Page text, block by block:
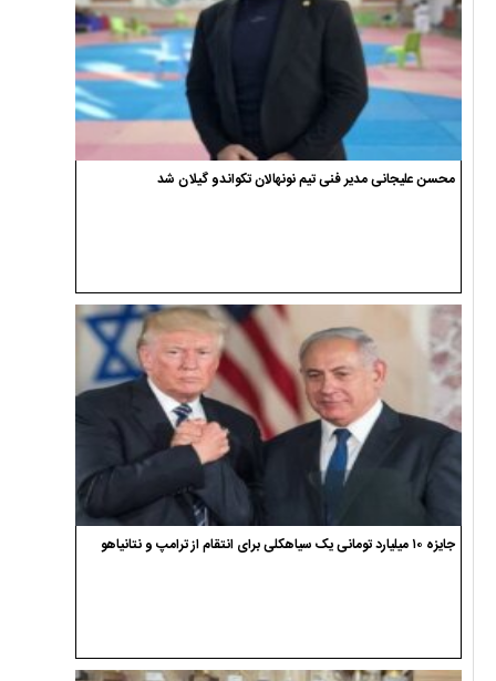
محسن علیجانی مدیر فنی تیم نونهالان تکواندو گیلان شد
جایزه ۱۰ میلیارد تومانی یک سیاهکلی برای انتقام از ترامپ و نتانیاهو